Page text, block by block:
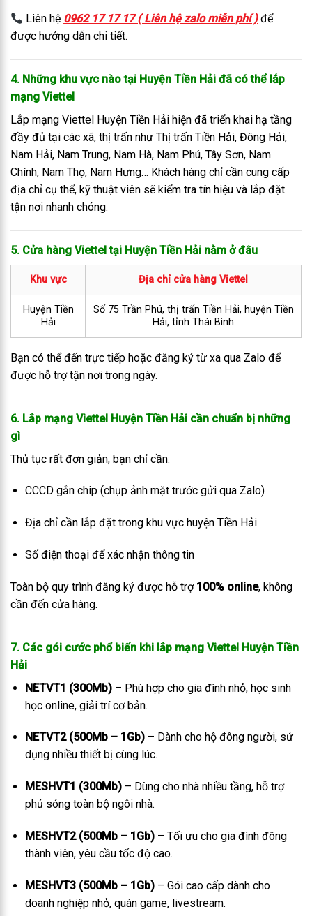
Liên hệ 0962 17 17 17 ( Liên hệ zalo miễn phí ) để
được hướng dẫn chi tiết.
4. Những khu vực nào tại Huyện Tiền Hải đã có thể lắp
mạng Viettel
Lắp mạng Viettel Huyện Tiền Hải hiện đã triển khai hạ tầng
đầy đủ tại các xã, thị trấn như Thị trấn Tiền Hải, Đông Hải,
Nam Hải, Nam Trung, Nam Hà, Nam Phú, Tây Sơn, Nam
Chính, Nam Thọ, Nam Hưng… Khách hàng chỉ cần cung cấp
địa chỉ cụ thể, kỹ thuật viên sẽ kiểm tra tín hiệu và lắp đặt
tận nơi nhanh chóng.
5. Cửa hàng Viettel tại Huyện Tiền Hải nằm ở đâu
Khu vực Địa chỉ cửa hàng Viettel
Huyện Tiền
Hải
Số 75 Trần Phú, thị trấn Tiền Hải, huyện Tiền
Hải, tỉnh Thái Bình
Bạn có thể đến trực tiếp hoặc đăng ký từ xa qua Zalo để
được hỗ trợ tận nơi trong ngày.
6. Lắp mạng Viettel Huyện Tiền Hải cần chuẩn bị những
gì
Thủ tục rất đơn giản, bạn chỉ cần:
CCCD gắn chip (chụp ảnh mặt trước gửi qua Zalo)
Địa chỉ cần lắp đặt trong khu vực huyện Tiền Hải
Số điện thoại để xác nhận thông tin
Toàn bộ quy trình đăng ký được hỗ trợ 100% online, không
cần đến cửa hàng.
7. Các gói cước phổ biến khi lắp mạng Viettel Huyện Tiền
Hải
NETVT1 (300Mb)– Phù hợp cho gia đình nhỏ, học sinh
học online, giải trí cơ bản.
NETVT2 (500Mb – 1Gb)– Dành cho hộ đông người, sử
dụng nhiều thiết bị cùng lúc.
MESHVT1 (300Mb)– Dùng cho nhà nhiều tầng, hỗ trợ
phủ sóng toàn bộ ngôi nhà.
MESHVT2 (500Mb – 1Gb)– Tối ưu cho gia đình đông
thành viên, yêu cầu tốc độ cao.
MESHVT3 (500Mb – 1Gb)– Gói cao cấp dành cho
doanh nghiệp nhỏ, quán game, livestream.